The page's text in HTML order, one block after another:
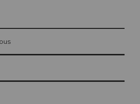
pour la nuit